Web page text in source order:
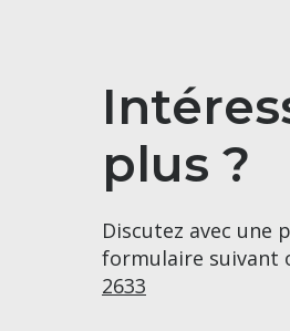
plus ?
Discutez avec une
formulaire suivant
2633